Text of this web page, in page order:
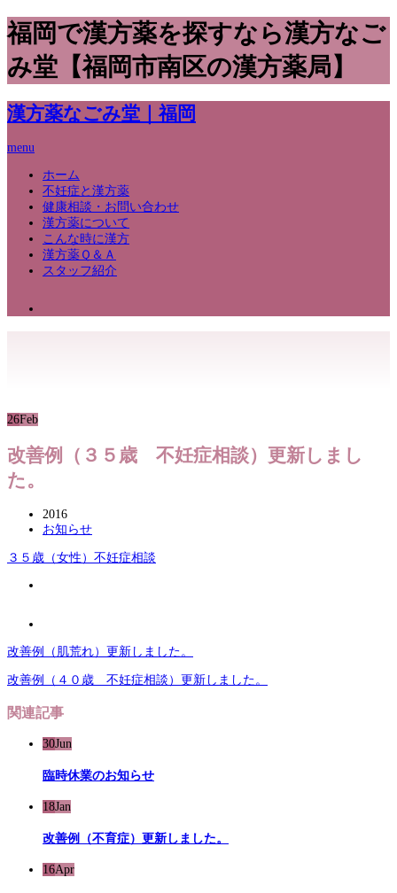
福岡で漢方薬を探すなら漢方なご
み堂【福岡市南区の漢方薬局】
漢方薬なごみ堂｜福岡
menu
ホーム
不妊症と漢方薬
健康相談・お問い合わせ
漢方薬について
こんな時に漢方
漢方薬Ｑ＆Ａ
スタッフ紹介
26Feb
改善例（３５歳 不妊症相談）更新しまし
た。
2016
お知らせ
３５歳（女性）不妊症相談
改善例（肌荒れ）更新しました。
改善例（４０歳 不妊症相談）更新しました。
関連記事
30Jun
臨時休業のお知らせ
18Jan
改善例（不育症）更新しました。
16Apr